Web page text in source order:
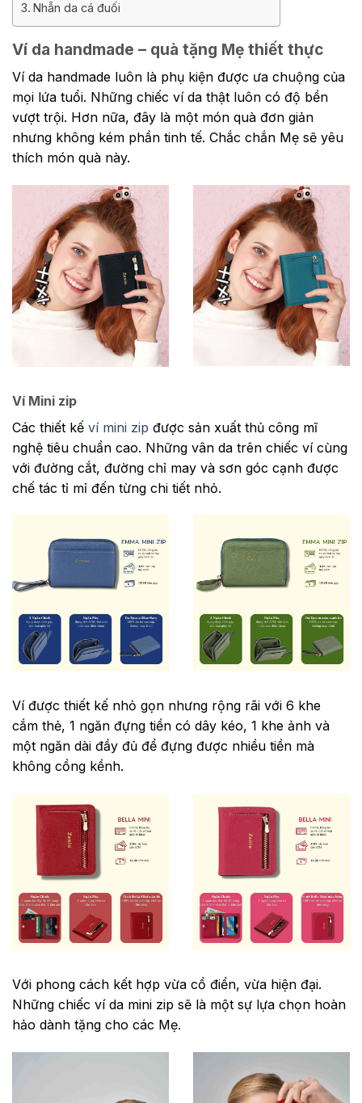
Nhẫn da cá đuối
Ví da handmade – quà tặng Mẹ thiết thực
Ví da handmade luôn là phụ kiện được ưa chuộng của
mọi lứa tuổi. Những chiếc ví da thật luôn có độ bền
vượt trội. Hơn nữa, đây là một món quà đơn giản
nhưng không kém phần tinh tế. Chắc chắn Mẹ sẽ yêu
thích món quà này.
Ví Mini zip
Các thiết kế ví mini zip được sản xuất thủ công mĩ
nghệ tiêu chuẩn cao. Những vân da trên chiếc ví cùng
với đường cắt, đường chỉ may và sơn góc cạnh được
chế tác tỉ mỉ đến từng chi tiết nhỏ.
Ví được thiết kế nhỏ gọn nhưng rộng rãi với 6 khe
cắm thẻ, 1 ngăn đựng tiền có dây kéo, 1 khe ảnh và
một ngăn dài đầy đủ để đựng được nhiều tiền mà
không cồng kềnh.
Với phong cách kết hợp vừa cổ điển, vừa hiện đại.
Những chiếc ví da mini zip sẽ là một sự lựa chọn hoàn
hảo dành tặng cho các Mẹ.